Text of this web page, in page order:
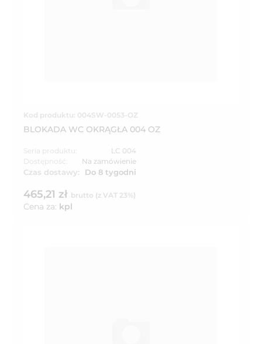
Kod produktu: 004SW-0053-OZ
BLOKADA WC OKRĄGŁA 004 OZ
Seria produktu:
LC 004
Dostępność:
Na zamówienie
Czas dostawy: Do 8 tygodni
465,21 zł brutto (z VAT 23%)
Cena za: kpl